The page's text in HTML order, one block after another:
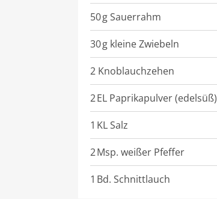
50gSauerrahm
30g kleine Zwiebeln
2 Knoblauchzehen
2EL Paprikapulver (edelsüß)
1 KLSalz
2Msp. weißer Pfeffer
1 Bd. Schnittlauch